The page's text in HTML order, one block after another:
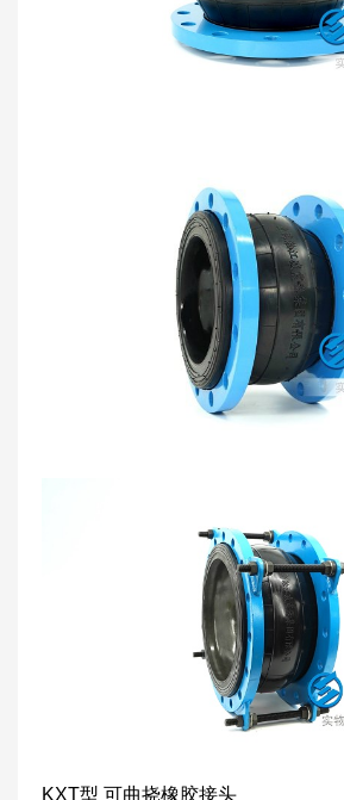
KXT型 可曲挠橡胶接头